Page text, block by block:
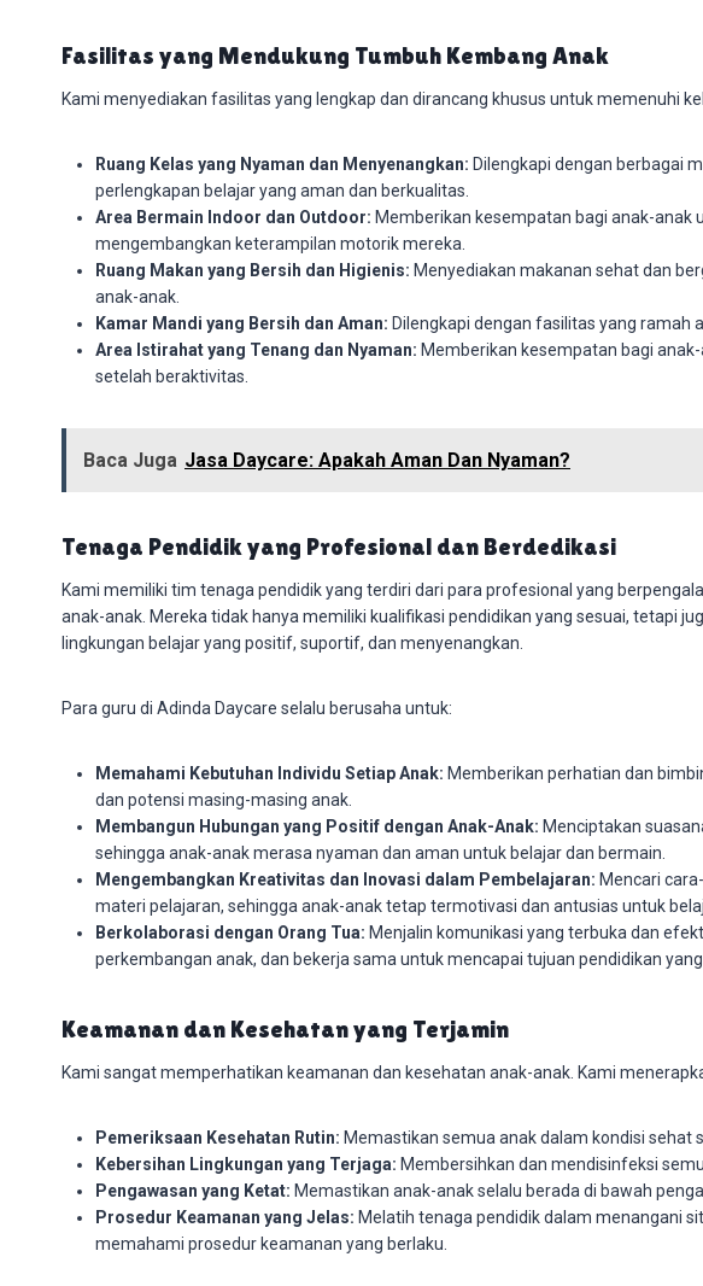
Fasilitas yang Mendukung Tumbuh Kembang Anak
Kami menyediakan fasilitas yang lengkap dan dirancang khusus untuk memenuhi
Ruang Kelas yang Nyaman dan Menyenangkan: Dilengkapi dengan berbagai
perlengkapan belajar yang aman dan berkualitas.
Area Bermain Indoor dan Outdoor: Memberikan kesempatan bagi anak-anak
mengembangkan keterampilan motorik mereka.
Ruang Makan yang Bersih dan Higienis: Menyediakan makanan sehat dan
anak-anak.
Kamar Mandi yang Bersih dan Aman: Dilengkapi dengan fasilitas yang ramah
Area Istirahat yang Tenang dan Nyaman: Memberikan kesempatan bagi
setelah beraktivitas.
Baca Juga Jasa Daycare: Apakah Aman Dan Nyaman?
Tenaga Pendidik yang Profesional dan Berdedikasi
Kami memiliki tim tenaga pendidik yang terdiri dari para profesional yang
anak-anak. Mereka tidak hanya memiliki kualifikasi pendidikan yang sesuai, tetapi
lingkungan belajar yang positif, suportif, dan menyenangkan.
Para guru di Adinda Daycare selalu berusaha untuk:
Memahami Kebutuhan Individu Setiap Anak: Memberikan perhatian dan
dan potensi masing-masing anak.
Membangun Hubungan yang Positif dengan Anak-Anak: Menciptakan
sehingga anak-anak merasa nyaman dan aman untuk belajar dan bermain.
Mengembangkan Kreativitas dan Inovasi dalam Pembelajaran: Mencari
materi pelajaran, sehingga anak-anak tetap termotivasi dan antusias untuk
Berkolaborasi dengan Orang Tua: Menjalin komunikasi yang terbuka dan
perkembangan anak, dan bekerja sama untuk mencapai tujuan pendidikan yang
Keamanan dan Kesehatan yang Terjamin
Kami sangat memperhatikan keamanan dan kesehatan anak-anak. Kami
Pemeriksaan Kesehatan Rutin: Memastikan semua anak dalam kondisi sehat
Kebersihan Lingkungan yang Terjaga: Membersihkan dan mendisinfeksi
Pengawasan yang Ketat: Memastikan anak-anak selalu berada di bawah
Prosedur Keamanan yang Jelas: Melatih tenaga pendidik dalam menangani
memahami prosedur keamanan yang berlaku.